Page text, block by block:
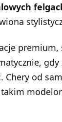
Chery od